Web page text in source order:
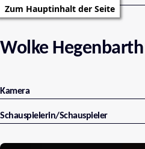
Zum Hauptinhalt der Seite
Wolke Hegenbarth
Kamera
Schauspielerin/Schauspieler